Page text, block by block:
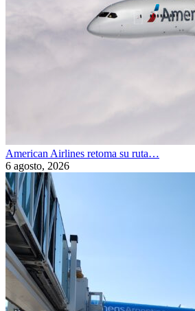
American Airlines retoma su ruta…
6 agosto, 2026